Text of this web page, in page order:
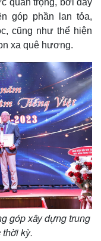
khoán
phê
góp phần lan tỏa,
cũng như thể hiện
xa quê hương.
góp xây dựng trung
kỳ.